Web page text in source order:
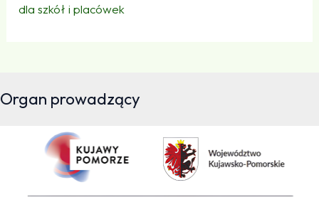
dla szkół i placówek
Organ prowadzący